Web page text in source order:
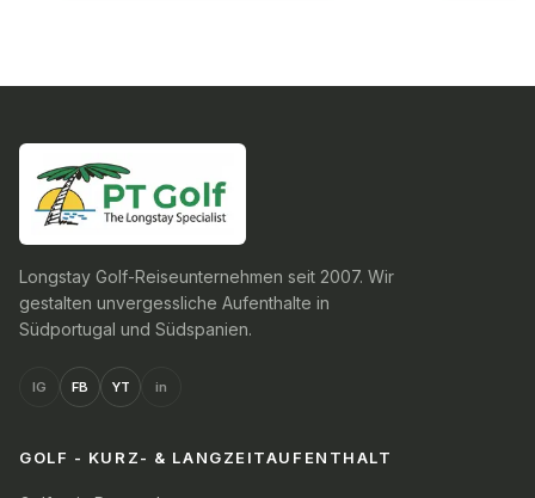
Longstay Golf-Reiseunternehmen seit 2007. Wir
gestalten unvergessliche Aufenthalte in
Südportugal und Südspanien.
IG FB YT in
GOLF - KURZ- & LANGZEITAUFENTHALT